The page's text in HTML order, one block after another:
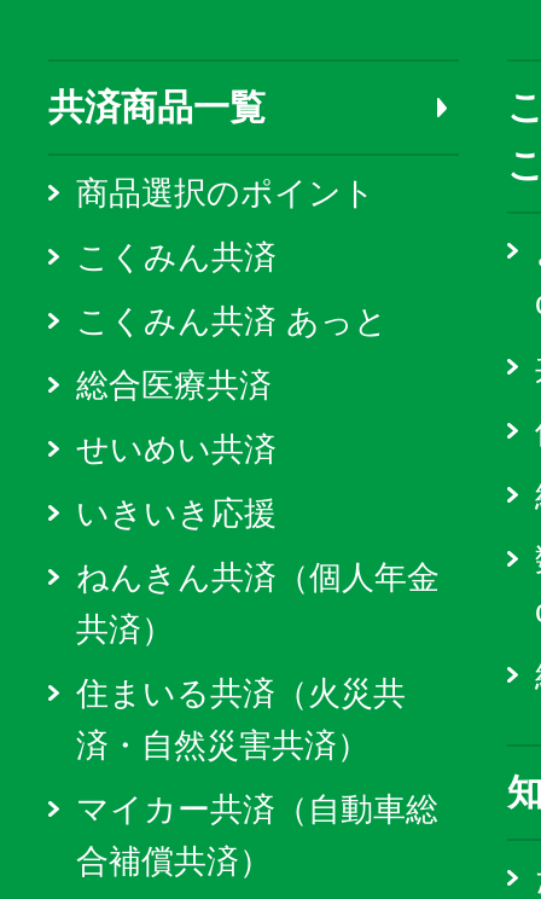
共済商品一覧
商品選択のポイント
こくみん共済
こくみん共済 あっと
総合医療共済
せいめい共済
いきいき応援
ねんきん共済（個人年金
共済）
住まいる共済（火災共
済・自然災害共済）
マイカー共済（自動車総
合補償共済）